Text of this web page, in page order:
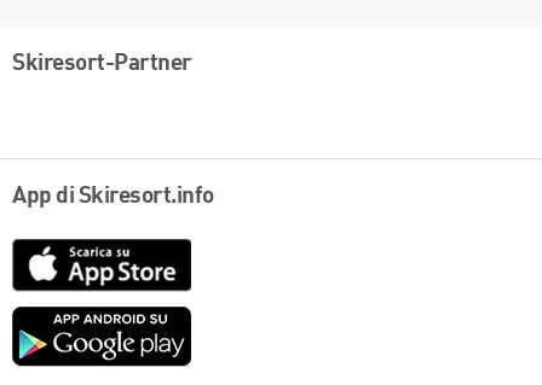
Skiresort-Partner
App di Skiresort.info
Google